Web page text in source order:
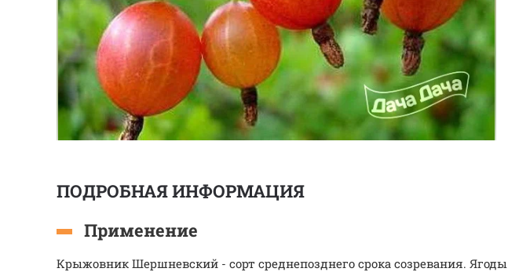
ПОДРОБНАЯ ИНФОРМАЦИЯ
Применение
Крыжовник Шершневский - сорт среднепозднего срока созревания. Ягоды